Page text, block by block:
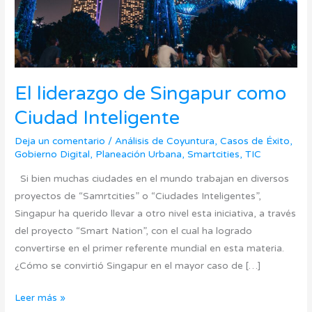
El liderazgo de Singapur como
Ciudad Inteligente
Deja un comentario /Análisis de Coyuntura,Casos de Éxito,
Gobierno Digital, Planeación Urbana,Smartcities,TIC
Si bien muchas ciudades en el mundo trabajan en diversos
proyectos de “Samrtcities” o “Ciudades Inteligentes”,
Singapur ha querido llevar a otro nivel esta iniciativa, a través
del proyecto “Smart Nation”, con el cual ha logrado
convertirse en el primer referente mundial en esta materia.
¿Cómo se convirtió Singapur en el mayor caso de […]
Leer más »